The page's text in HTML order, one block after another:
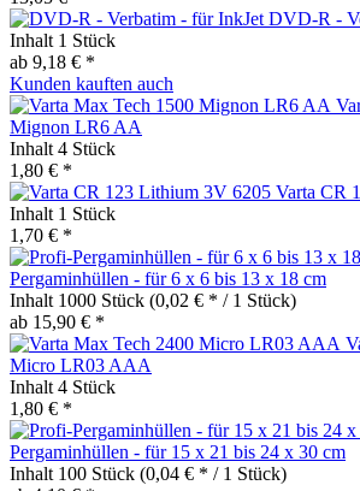
DVD-R -
Inhalt 1 Stück
ab 9,18 € *
Kunden kauften auch
Mignon LR6 AA
Inhalt 4 Stück
1,80 € *
Varta CR
Inhalt 1 Stück
1,70 € *
Pergaminhüllen - für 6 x 6 bis 13 x 18 cm
Inhalt 1000 Stück (0,02 € * / 1 Stück)
ab 15,90 € *
Micro LR03 AAA
Inhalt 4 Stück
1,80 € *
Pergaminhüllen - für 15 x 21 bis 24 x 30 cm
Inhalt 100 Stück (0,04 € * / 1 Stück)